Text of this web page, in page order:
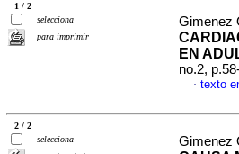
1 / 2
selecciona
para imprimir
Gimenez
EN
no.2,
· texto
2 / 2
selecciona
Gimenez